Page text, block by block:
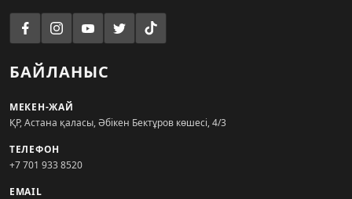
БАЙЛАНЫС
МЕКЕН-ЖАЙ
ҚР, Астана қаласы, Әбікен Бектұров көшесі, 4/3
ТЕЛЕФОН
+7 701 933 8520
EMAIL